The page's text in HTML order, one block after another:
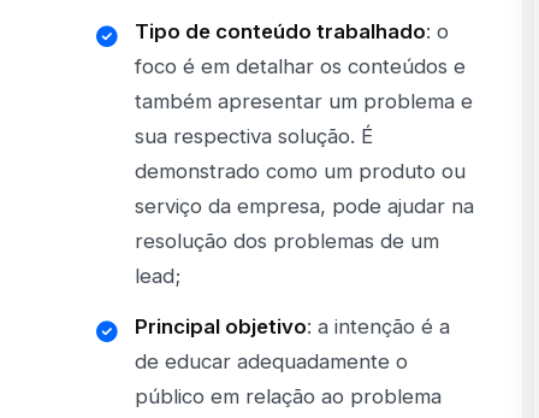
Tipo de conteúdo trabalhado: o
foco é em detalhar os conteúdos e
também apresentar um problema e
sua respectiva solução. É
demonstrado como um produto ou
serviço da empresa, pode ajudar na
resolução dos problemas de um
lead;
Principal objetivo: a intenção é a
de educar adequadamente o
público em relação ao problema